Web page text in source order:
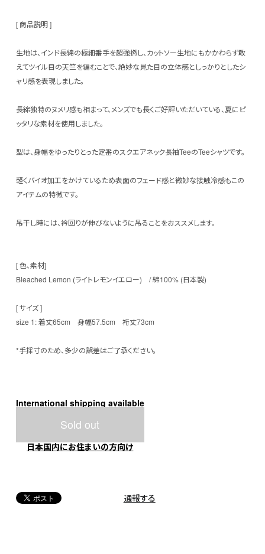
[ 商品説明 ]
生地は、インド長綿の極細番手を超強撚し、カットソー生地にもかかわらず敢
えてツイル目の天竺を編むことで、絶妙な見た目の立体感としっかりとしたシ
ャリ感を表現しました。
長綿独特のヌメリ感も相まって、メンズでも長くご好評いただいている、夏にピ
ッタリな素材を使用しました。
型は、身幅をゆったりとった定番のスクエアネック長袖TeeのTeeシャツです。
軽くバイオ加工をかけているため表面のフェード感と微妙な接触冷感もこの
アイテムの特徴です。
吊干し時には、衿回りが伸びないように吊ることをおススメします。
[ 色、素材]
Bleached Lemon (ライトレモンイエロー) / 綿100% (日本製)
[ サイズ ]
size 1: 着丈65cm 身幅57.5cm 裄丈73cm
*手採寸のため、多少の誤差はご了承ください。
International shipping available
Sold out
日本国内にお住まいの方向け
通報する